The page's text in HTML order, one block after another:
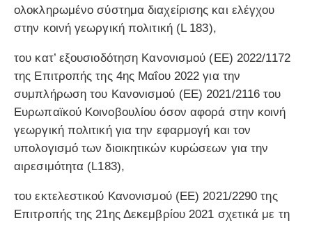
ολοκληρωμένο σύστημα διαχείρισης και ελέγχου
στην κοινή γεωργική πολιτική (L 183),
του κατ’ εξουσιοδότηση Κανονισμού (ΕΕ) 2022/1172
της Επιτροπής της 4ης Μαΐου 2022 για την
συμπλήρωση του Κανονισμού (ΕΕ) 2021/2116 του
Ευρωπαϊκού Κοινοβουλίου όσον αφορά στην κοινή
γεωργική πολιτική για την εφαρμογή και τον
υπολογισμό των διοικητικών κυρώσεων για την
αιρεσιμότητα (L183),
του εκτελεστικού Κανονισμού (ΕΕ) 2021/2290 της
Επιτροπής της 21ης Δεκεμβρίου 2021 σχετικά με τη